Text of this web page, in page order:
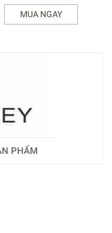
MUA NGAY
PHẨM